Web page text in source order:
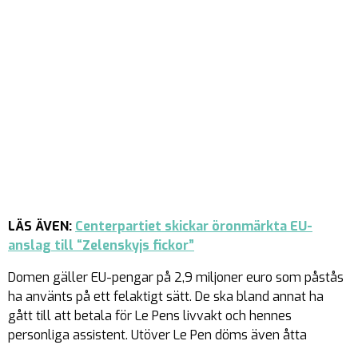
LÄS ÄVEN: Centerpartiet skickar öronmärkta EU-
anslag till “Zelenskyjs fickor”
Domen gäller EU-pengar på 2,9 miljoner euro som påstås
ha använts på ett felaktigt sätt. De ska bland annat ha
gått till att betala för Le Pens livvakt och hennes
personliga assistent. Utöver Le Pen döms även åtta